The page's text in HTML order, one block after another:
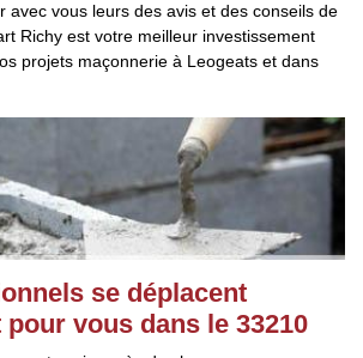
avec vous leurs des avis et des conseils de
Richy est votre meilleur investissement
projets maçonnerie à Leogeats et dans
se déplacent
vous dans le 33210